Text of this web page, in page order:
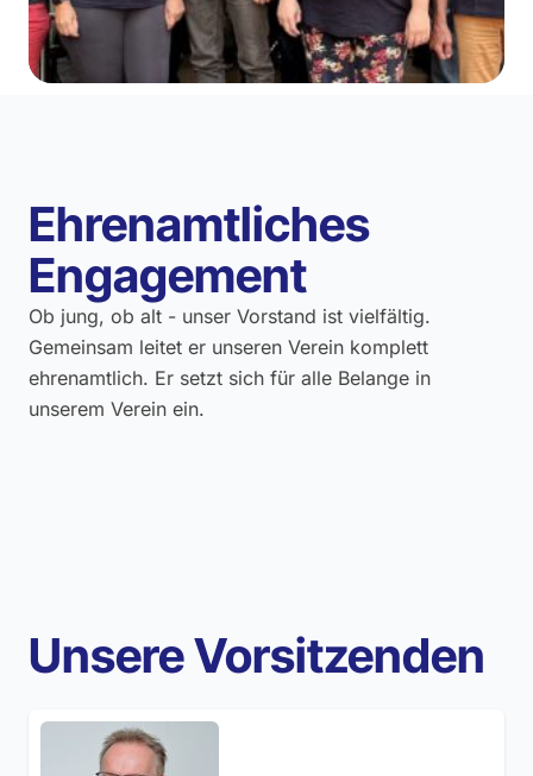
Ehrenamtliches
Engagement
Ob jung, ob alt - unser Vorstand ist vielfältig.
Gemeinsam leitet er unseren Verein komplett
ehrenamtlich. Er setzt sich für alle Belange in
unserem Verein ein.
Unsere Vorsitzenden